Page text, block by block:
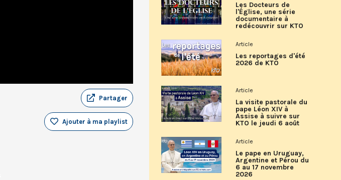
Partager
Ajouter à ma playlist
Les Docteurs de
l'Église, une série
documentaire à
redécouvrir sur KTO
Article
Les reportages d'été
2026 de KTO
Article
La visite pastorale du
pape Léon XIV à
Assise à suivre sur
KTO le jeudi 6 août
Article
Le pape en Uruguay,
Argentine et Pérou du
6 au 17 novembre
2026